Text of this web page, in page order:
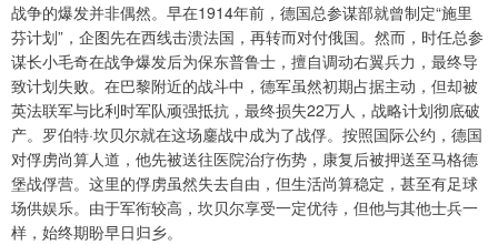
战争的爆发并非偶然。早在1914年前，德国总参谋部就曾制定“施里
芬计划”，企图先在西线击溃法国，再转而对付俄国。然而，时任总参
谋长小毛奇在战争爆发后为保东普鲁士，擅自调动右翼兵力，最终导
致计划失败。在巴黎附近的战斗中，德军虽然初期占据主动，但却被
英法联军与比利时军队顽强抵抗，最终损失22万人，战略计划彻底破
产。罗伯特·坎贝尔就在这场鏖战中成为了战俘。按照国际公约，德国
对俘虏尚算人道，他先被送往医院治疗伤势，康复后被押送至马格德
堡战俘营。这里的俘虏虽然失去自由，但生活尚算稳定，甚至有足球
场供娱乐。由于军衔较高，坎贝尔享受一定优待，但他与其他士兵一
样，始终期盼早日归乡。